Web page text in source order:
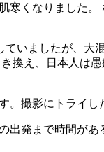
くなりました
いましたが、
換え、日本人は
撮影にトライし
発まで時間が